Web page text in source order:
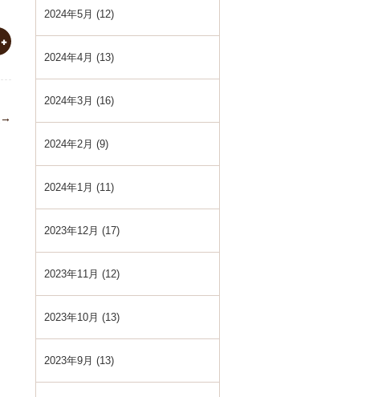
→
2024年5月 (12)
2024年4月 (13)
2024年3月 (16)
2024年2月 (9)
2024年1月 (11)
2023年12月 (17)
2023年11月 (12)
2023年10月 (13)
2023年9月 (13)